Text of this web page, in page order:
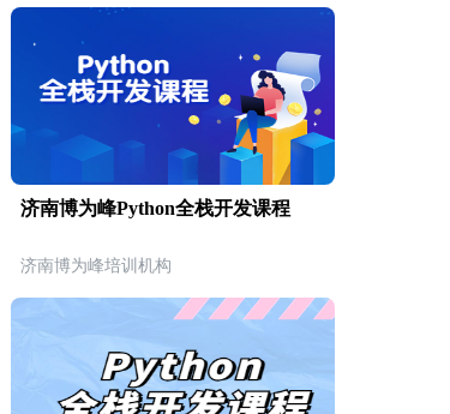
济南博为峰Python全栈开发课程
济南博为峰培训机构